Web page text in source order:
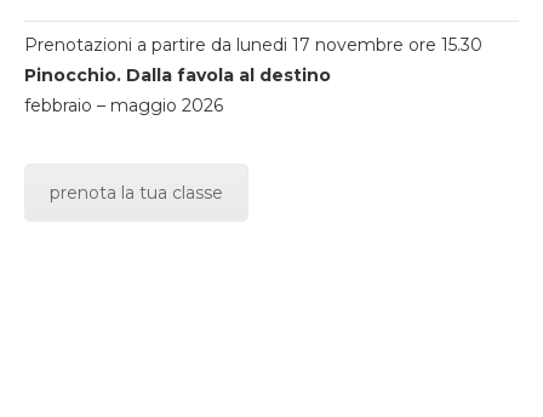
Prenotazioni a partire da lunedi 17 novembre ore 15.30
Pinocchio. Dalla favola al destino
febbraio – maggio 2026
prenota la tua classe